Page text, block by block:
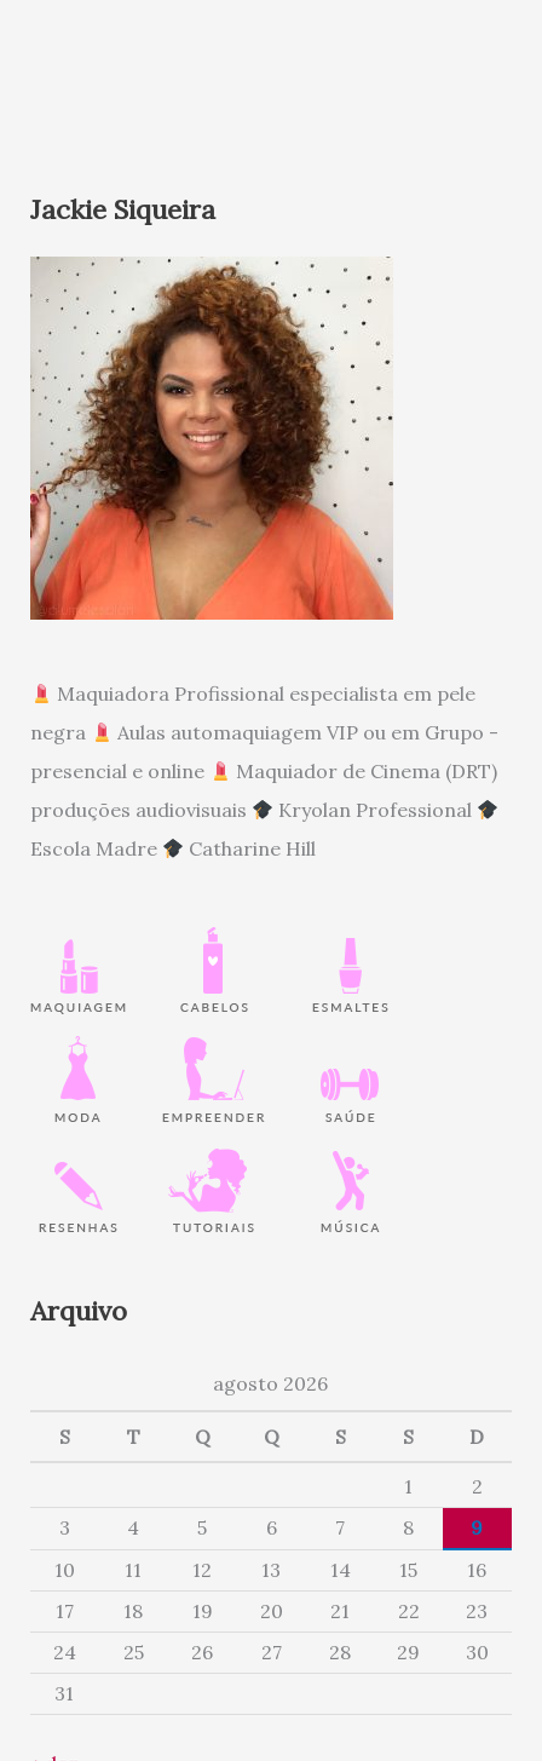
Jackie Siqueira
Maquiadora Profissional especialista em pele
negra
Aulas automaquiagem VIP ou em Grupo -
presencial e online
Maquiador de Cinema (DRT)
produções audiovisuais
Kryolan Professional
Escola Madre
Catharine Hill
Arquivo
agosto 2026
S T Q Q S S D
1
2
3
4 5 6 7 8
9
10
11 12 13 14 15
16
17
18 19 20 21 22
23
24
25 26 27 28 29
30
31